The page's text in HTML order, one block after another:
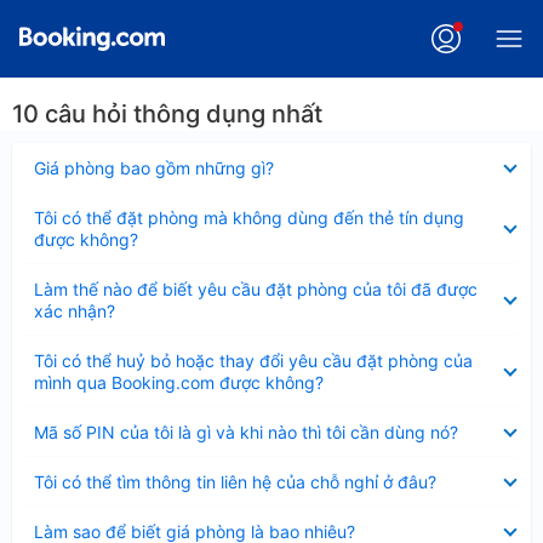
10 câu hỏi thông dụng nhất
Giá phòng bao gồm những gì?
thu
Tôi có thể đặt phòng mà không dùng đến thẻ tín dụng
được không?
thu
gọn
Làm thế nào để biết yêu cầu đặt phòng của tôi đã được
xác nhận?
thu
gọn
Tôi có thể huỷ bỏ hoặc thay đổi yêu cầu đặt phòng của
mình qua Booking.com được không?
thu
gọn
Mã số PIN của tôi là gì và khi nào thì tôi cần dùng nó?
thu
Tôi có thể tìm thông tin liên hệ của chỗ nghỉ ở đâu?
thu
Làm sao để biết giá phòng là bao nhiêu?
thu